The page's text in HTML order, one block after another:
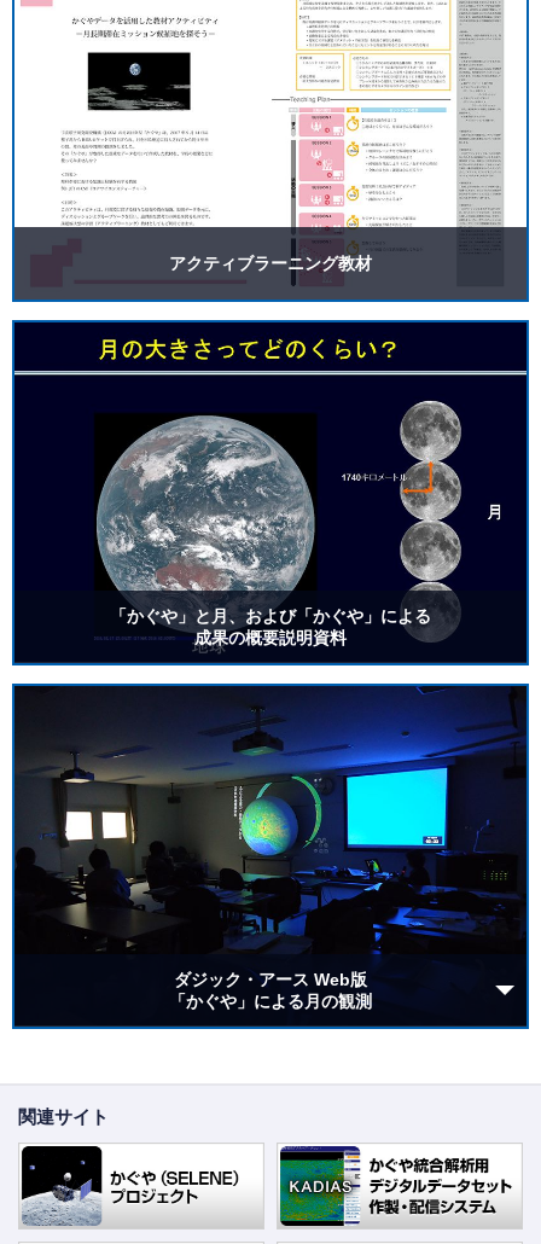
アクティブラーニング教材
「かぐや」と月、および「かぐや」による
成果の概要説明資料
ダジック・アース Web版
「かぐや」による月の観測
関連サイト